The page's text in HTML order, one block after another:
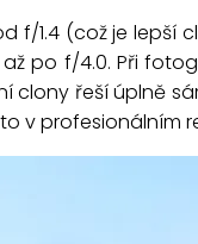
f/1.4 (což je lepší
po f/4.0. Při
clony řeší úplně
v profesionálním